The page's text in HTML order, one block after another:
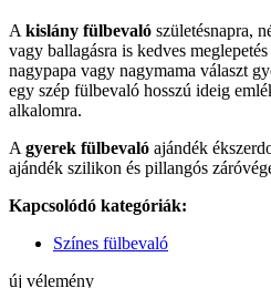
A kislány fülbevaló születésnapra,
vagy ballagásra is kedves
nagypapa vagy nagymama választ
egy szép fülbevaló hosszú ideig
alkalomra.
A gyerek fülbevaló ajándék
ajándék szilikon és pillangós
Kapcsolódó kategóriák:
Színes fülbevaló
új vélemény